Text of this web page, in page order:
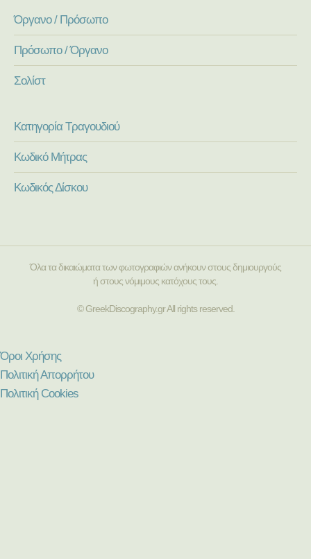
Όργανο / Πρόσωπο
Πρόσωπο / Όργανο
Σολίστ
Κατηγορία Τραγουδιού
Κωδικό Μήτρας
Κωδικός Δίσκου
Όλα τα δικαιώματα των φωτογραφιών ανήκουν στους δημιουργούς
ή στους νόμιμους κατόχους τους.
© GreekDiscography.gr All rights reserved.
Όροι Χρήσης
Πολιτική Απορρήτου
Πολιτική Cookies